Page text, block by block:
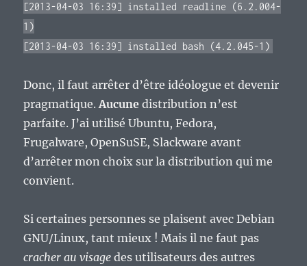
[2013-04-03 16:39] installed readline (6.2.004-
1)
[2013-04-03 16:39] installed bash (4.2.045-1)
Donc, il faut arrêter d’être idéologue et devenir
pragmatique.Aucune distribution n’est
parfaite. J’ai utilisé Ubuntu, Fedora,
Frugalware, OpenSuSE, Slackware avant
d’arrêter mon choix sur la distribution qui me
convient.
Si certaines personnes se plaisent avec Debian
GNU/Linux, tant mieux ! Mais il ne faut pas
cracher au visage des utilisateurs des autres